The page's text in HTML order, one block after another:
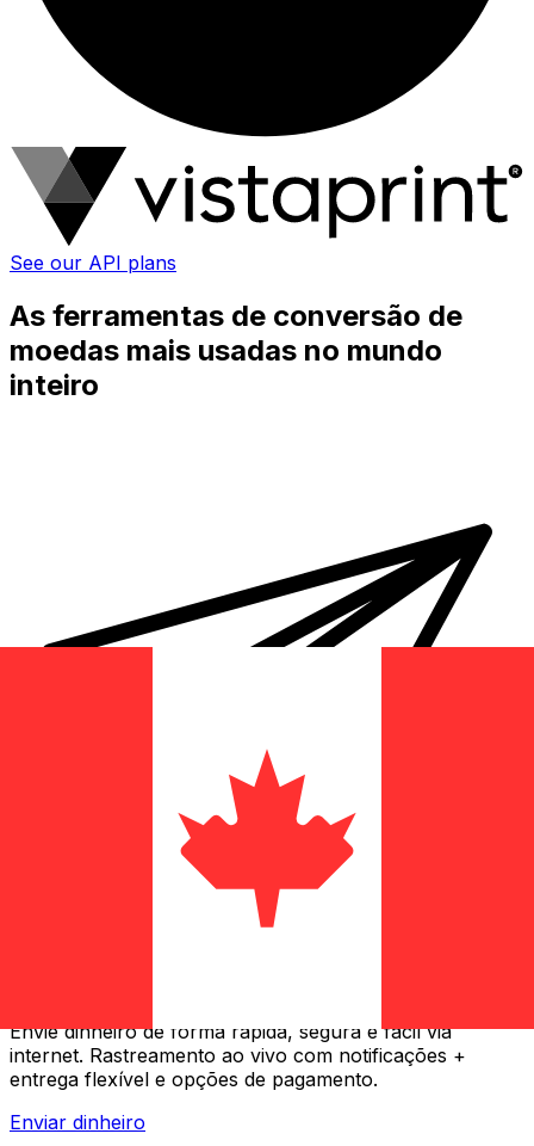
See our API plans
As ferramentas de conversão de
moedas mais usadas no mundo
inteiro
Envie dinheiro de forma rápida, segura e fácil via
internet. Rastreamento ao vivo com notificações +
entrega flexível e opções de pagamento.
Enviar dinheiro